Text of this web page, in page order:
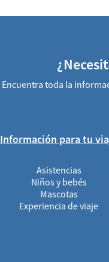
Encuentra toda la
Información para tu
Asistencias
Niños y bebés
Mascotas
Experiencia de viaje